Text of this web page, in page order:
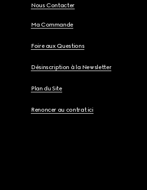
Nous Contacter
Ma Commande
Foire aux Questions
Désinscription à la Newsletter
Plan du Site
Renoncer au contrat ici